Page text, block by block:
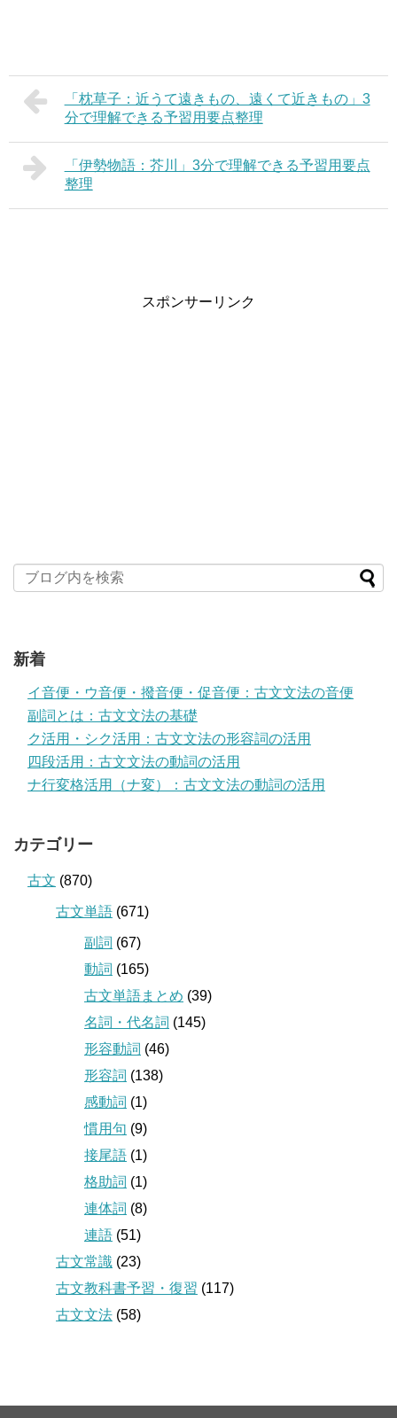
「枕草子：近うて遠きもの、遠くて近きもの」3
分で理解できる予習用要点整理
「伊勢物語：芥川」3分で理解できる予習用要点
整理
スポンサーリンク
新着
イ音便・ウ音便・撥音便・促音便：古文文法の音便
副詞とは：古文文法の基礎
ク活用・シク活用：古文文法の形容詞の活用
四段活用：古文文法の動詞の活用
ナ行変格活用（ナ変）：古文文法の動詞の活用
カテゴリー
古文 (870)
古文単語 (671)
副詞 (67)
動詞 (165)
古文単語まとめ (39)
名詞・代名詞 (145)
形容動詞 (46)
形容詞 (138)
感動詞 (1)
慣用句 (9)
接尾語 (1)
格助詞 (1)
連体詞 (8)
連語 (51)
古文常識 (23)
古文教科書予習・復習 (117)
古文文法 (58)